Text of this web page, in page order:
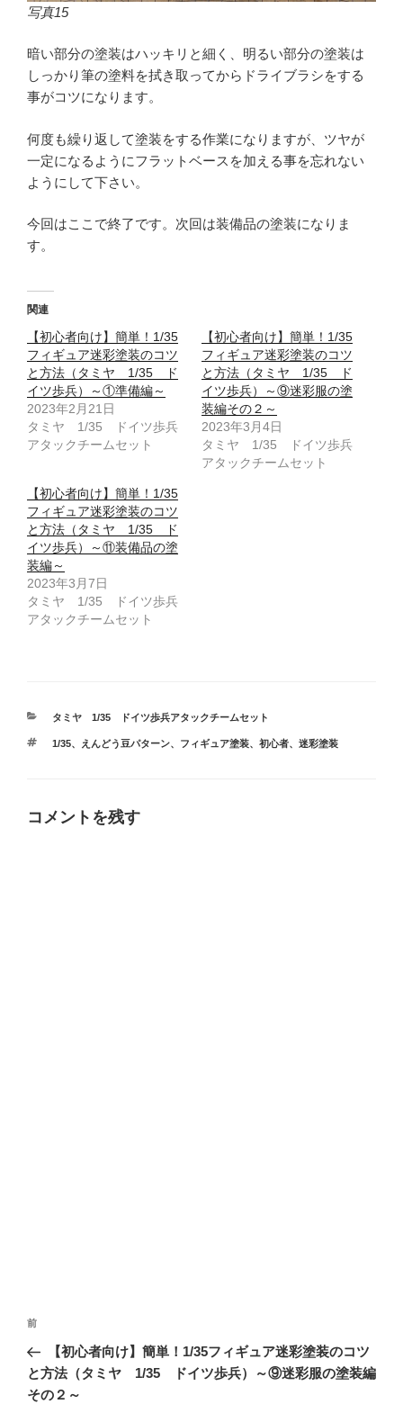
写真15
暗い部分の塗装はハッキリと細く、明るい部分の塗装は
しっかり筆の塗料を拭き取ってからドライブラシをする
事がコツになります。
何度も繰り返して塗装をする作業になりますが、ツヤが
一定になるようにフラットベースを加える事を忘れない
ようにして下さい。
今回はここで終了です。次回は装備品の塗装になりま
す。
関連
【初心者向け】簡単！1/35
フィギュア迷彩塗装のコツ
と方法（タミヤ 1/35 ド
イツ歩兵）～①準備編～
2023年2月21日
タミヤ 1/35 ドイツ歩兵
アタックチームセット
【初心者向け】簡単！1/35
フィギュア迷彩塗装のコツ
と方法（タミヤ 1/35 ド
イツ歩兵）～⑨迷彩服の塗
装編その２～
2023年3月4日
タミヤ 1/35 ドイツ歩兵
アタックチームセット
【初心者向け】簡単！1/35
フィギュア迷彩塗装のコツ
と方法（タミヤ 1/35 ド
イツ歩兵）～⑪装備品の塗
装編～
2023年3月7日
タミヤ 1/35 ドイツ歩兵
アタックチームセット
カ
ゴ
タミヤ 1/35 ドイツ歩兵アタックチームセット
タ
1/35、 えんどう豆パターン、 フィギュア塗装、 初心者、 迷彩塗装
コメントを残す
投
ナ
ビ
前
の
投
稿
前
【初心者向け】簡単！1/35フィギュア迷彩塗装のコツ
と方法（タミヤ 1/35 ドイツ歩兵）～⑨迷彩服の塗装編
その２～